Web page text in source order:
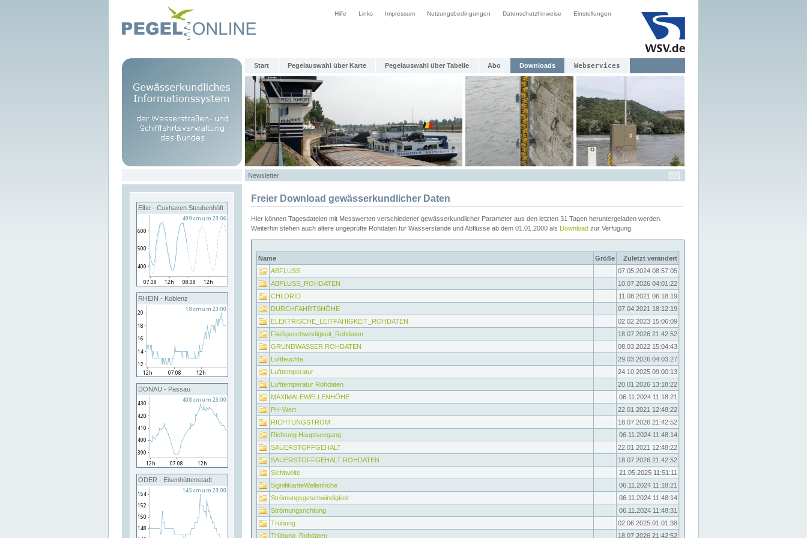
Hilfe Links Impressum Nutzungsbedingungen Datenschutzhinweise Einstellungen
Start Pegelauswahl über Karte Pegelauswahl über Tabelle Abo Downloads Webservices
Newsletter
Elbe - Cuxhaven Steubenhöft
RHEIN - Koblenz
DONAU - Passau
ODER - Eisenhüttenstadt
Freier Download gewässerkundlicher Daten
Hier können Tagesdateien mit Messwerten verschiedener gewässerkundlicher Parameter aus den letzten 31 Tagen heruntergeladen werden.
Weiterhin stehen auch ältere ungeprüfte Rohdaten für Wasserstände und Abflüsse ab dem 01.01.2000 als Download zur Verfügung.
Name Größe
Zuletzt verändert
ABFLUSS
07.05.2024 08:57:05
ABFLUSS_ROHDATEN
10.07.2026 04:01:22
CHLORID
11.08.2021 06:18:19
DURCHFAHRTSHÖHE
07.04.2021 18:12:19
ELEKTRISCHE_LEITFÄHIGKEIT_ROHDATEN
02.02.2023 15:06:09
Fließgeschwindigkeit_Rohdaten
18.07.2026 21:42:52
GRUNDWASSER ROHDATEN
08.03.2022 15:04:43
Luftfeuchte
29.03.2026 04:03:27
Lufttemperatur
24.10.2025 09:00:13
Lufttemperatur Rohdaten
20.01.2026 13:18:22
MAXIMALEWELLENHÖHE
06.11.2024 11:18:21
PH-Wert
22.01.2021 12:48:22
RICHTUNGSTROM
18.07.2026 21:42:52
Richtung Hauptseegang
06.11.2024 11:48:14
SAUERSTOFFGEHALT
22.01.2021 12:48:22
SAUERSTOFFGEHALT ROHDATEN
18.07.2026 21:42:52
Sichtweite
21.05.2025 11:51:11
SignifikanteWellenhöhe
06.11.2024 11:18:21
Strömungsgeschwindigkeit
06.11.2024 11:48:14
Strömungsrichtung
06.11.2024 11:48:31
Trübung
02.06.2025 01:01:38
Trübung_Rohdaten
18.07.2026 21:42:52